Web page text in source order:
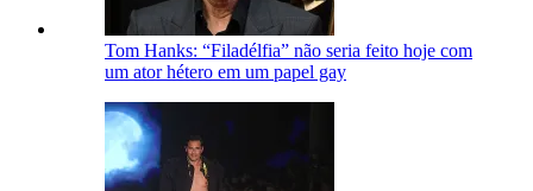
Tom Hanks: “Filadélfia” não seria feito hoje com
um ator hétero em um papel gay